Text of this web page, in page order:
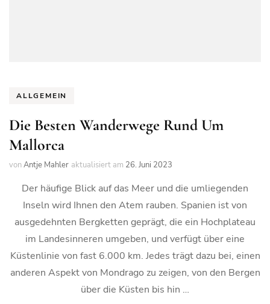
ALLGEMEIN
Die Besten Wanderwege Rund Um
Mallorca
vonAntje Mahler aktualisiert am 26. Juni 2023
Der häufige Blick auf das Meer und die umliegenden
Inseln wird Ihnen den Atem rauben. Spanien ist von
ausgedehnten Bergketten geprägt, die ein Hochplateau
im Landesinneren umgeben, und verfügt über eine
Küstenlinie von fast 6.000 km. Jedes trägt dazu bei, einen
anderen Aspekt von Mondrago zu zeigen, von den Bergen
über die Küsten bis hin …